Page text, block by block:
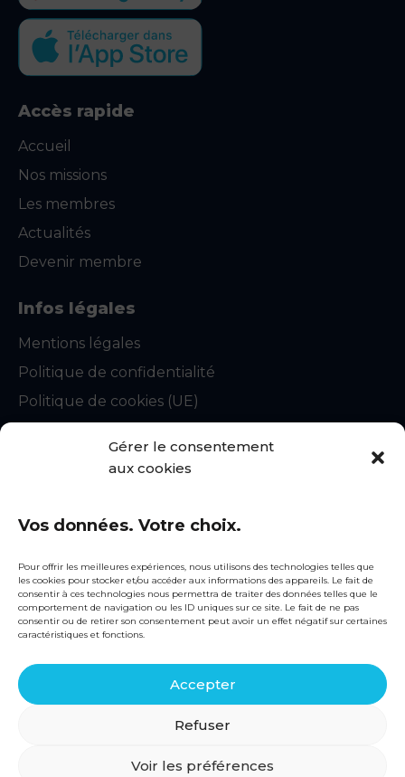
Gérer le consentement
aux cookies
Vos données. Votre choix.
Pour offrir les meilleures expériences, nous utilisons des technologies telles que
les cookies pour stocker et/ou accéder aux informations des appareils. Le fait de
consentir à ces technologies nous permettra de traiter des données telles que le
comportement de navigation ou les ID uniques sur ce site. Le fait de ne pas
consentir ou de retirer son consentement peut avoir un effet négatif sur certaines
caractéristiques et fonctions.
Accepter
Refuser
Voir les préférences
Accès rapide
Accueil
Nos missions
Les membres
Actualités
Devenir membre
Infos légales
Mentions légales
Politique de confidentialité
Politique de cookies (UE)
Contact
snecorep@fntp.fr
01 44 13 31 51
Siège social
75008 PARIS